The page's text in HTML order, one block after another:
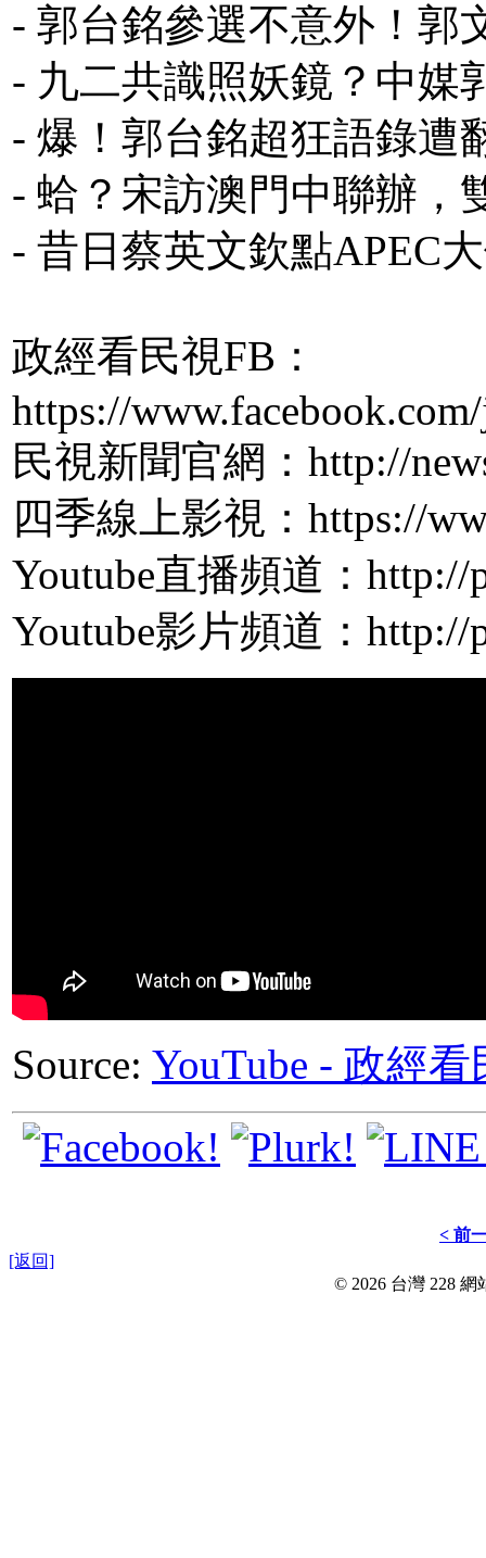
- 郭台銘參選不意外！郭
- 九二共識照妖鏡？中媒
- 爆！郭台銘超狂語錄遭
- 蛤？宋訪澳門中聯辦，
- 昔日蔡英文欽點APEC
政經看民視FB：
https://
民視新聞官網：http://
四季線上影視：https://
Youtube直播頻道：http://
Youtube影片頻道：http://
Source: YouTube - 政經
< 前
[返回]
© 2026 台灣 228 網